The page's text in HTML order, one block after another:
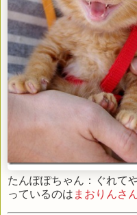
たんぽぽちゃん：ぐれて
っているのは まおりんさ